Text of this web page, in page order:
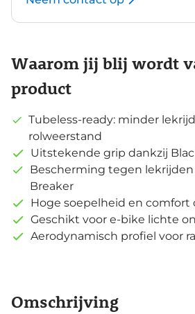
Waarom jij blij wordt
product
Tubeless-ready: minder
rolweerstand
Uitstekende grip dankzij
Bescherming tegen lekrijden
Breaker
Hoge soepelheid en comfort
Geschikt voor e-bike lichte
Aerodynamisch profiel voor
Omschrijving